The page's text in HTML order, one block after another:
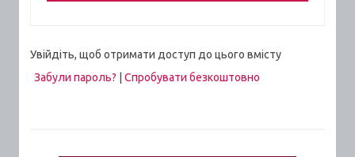
Увійдіть, щоб отримати доступ до цього вмісту
Забули пароль?
Спробувати безкоштовно